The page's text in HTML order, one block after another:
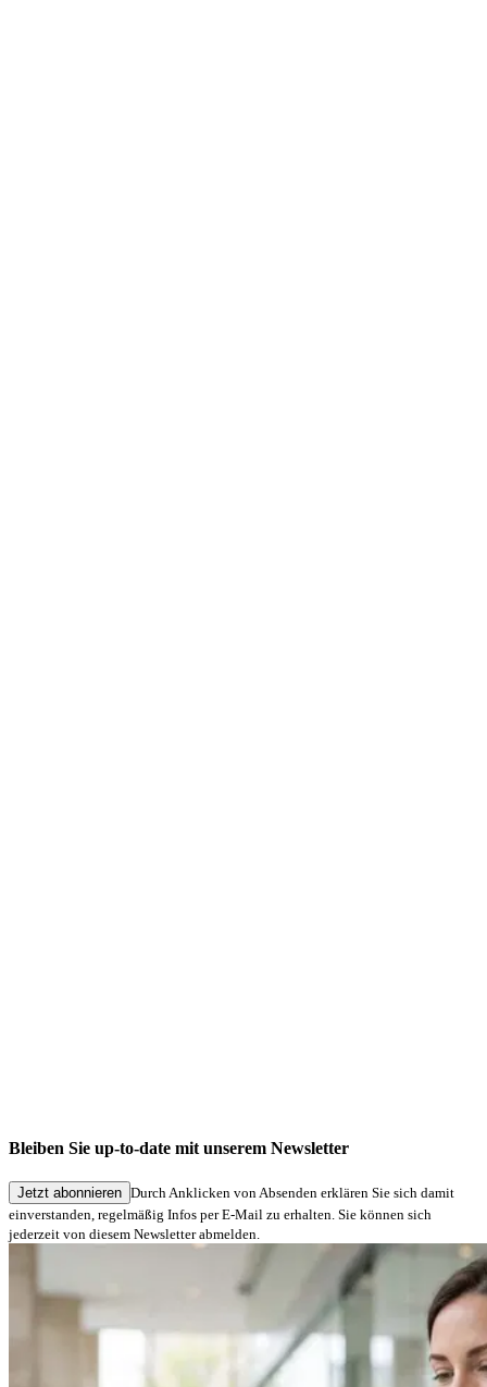
Schön, dass Sie dabei sind – wir melden uns bald mit spannenden
Neuigkeiten.
Bleiben Sie up-to-date mit unserem Newsletter
Jetzt abonnieren Durch Anklicken von Absenden erklären Sie sich damit
einverstanden, regelmäßig Infos per E-Mail zu erhalten. Sie können sich
jederzeit von diesem Newsletter abmelden.